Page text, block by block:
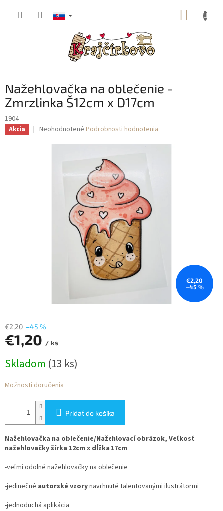
Nažehlovačka na oblečenie -
Zmrzlinka Š12cm x D17cm
1904
Akcia
Priemerné
produktu
Neohodnotené Podrobnosti hodnotenia
€2,20
–45 %
€2,20 –45 %
€1,20 / ks
cena:
Skladom (13 ks)
Možnosti doručenia
Pridať do košíka
Nažehlovačka na oblečenie/Nažehlovací obrázok, Veľkosť
nažehlovačky šírka 12cm x dĺžka 17cm
-veľmi odolné nažehlovačky na oblečenie
-jedinečné autorské vzorynavrhnuté talentovanými ilustrátormi
-jednoduchá aplikácia